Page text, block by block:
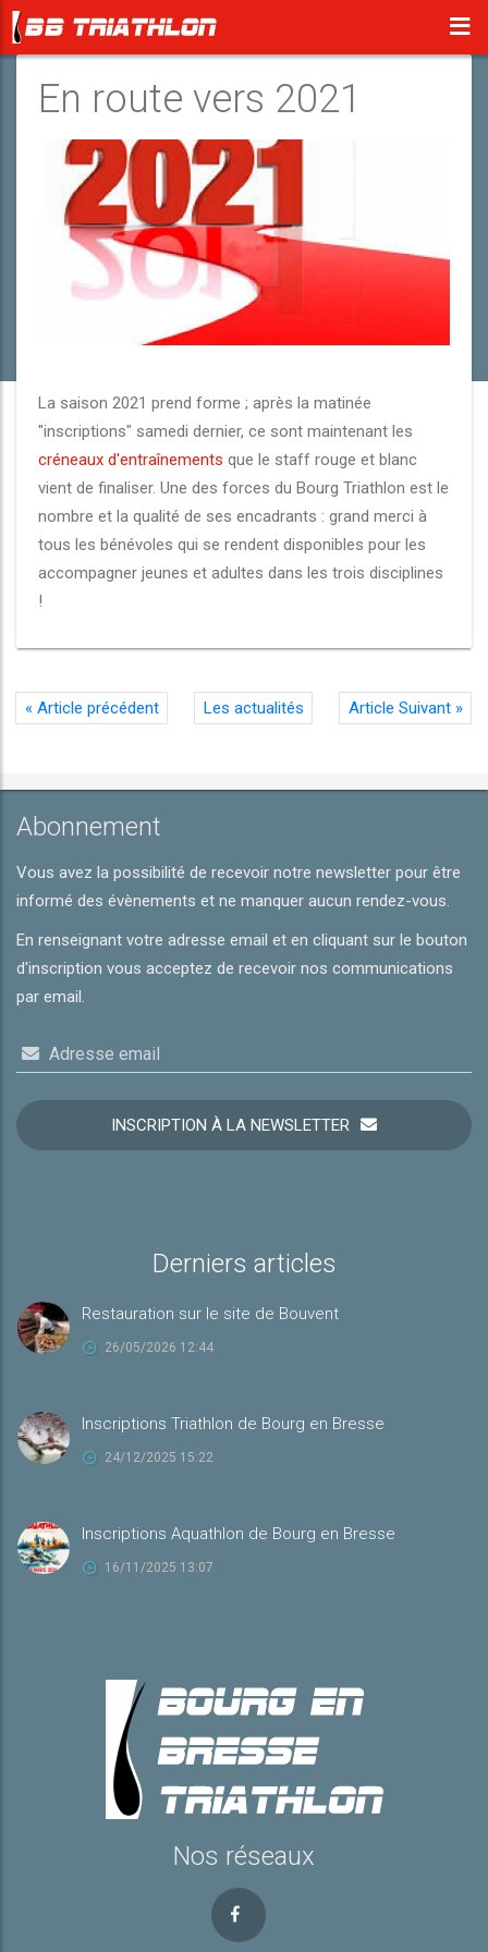
En route vers 2021
La saison 2021 prend forme ; après la matinée
"inscriptions" samedi dernier, ce sont maintenant les
créneaux d'entraînements que le staff rouge et blanc
vient de finaliser. Une des forces du Bourg Triathlon est le
nombre et la qualité de ses encadrants : grand merci à
tous les bénévoles qui se rendent disponibles pour les
accompagner jeunes et adultes dans les trois disciplines
!
«Article précédent Les actualités Article Suivant »
Abonnement
Vous avez la possibilité de recevoir notre newsletter pour être
informé des évènements et ne manquer aucun rendez-vous.
En renseignant votre adresse email et en cliquant sur le bouton
d'inscription vous acceptez de recevoir nos communications
par email.
Adresse email
INSCRIPTION À LA NEWSLETTER
Derniers articles
Restauration sur le site de Bouvent
26/05/2026 12:44
Inscriptions Triathlon de Bourg en Bresse
24/12/2025 15:22
Inscriptions Aquathlon de Bourg en Bresse
16/11/2025 13:07
Nos réseaux